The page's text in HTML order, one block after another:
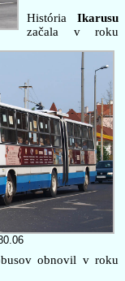
História Ikarusu
začala v roku
obnovil v roku